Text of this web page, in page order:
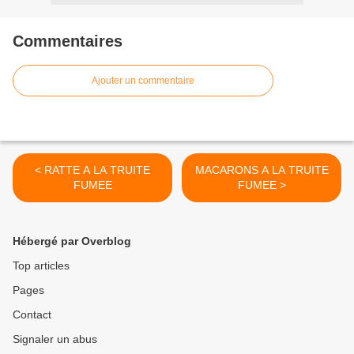
Commentaires
Ajouter un commentaire
< RATTE A LA TRUITE
FUMEE
MACARONS A LA TRUITE
FUMEE >
Hébergé par Overblog
Top articles
Pages
Contact
Signaler un abus